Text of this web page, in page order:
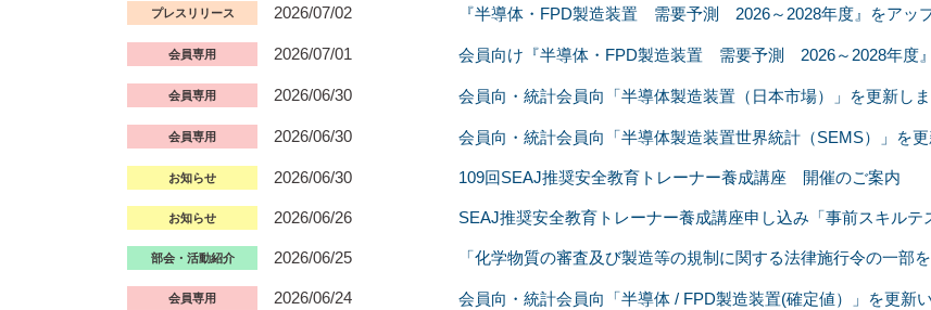
プレスリリース 2026/07/02 『半導体・FPD製造装置 需要予測 2026～2028年度』をアップ
会員専用 2026/07/01 会員向け『半導体・FPD製造装置 需要予測 2026～2028年度』
会員専用 2026/06/30 会員向・統計会員向「半導体製造装置（日本市場）」を更新しま
会員専用 2026/06/30 会員向・統計会員向「半導体製造装置世界統計（SEMS）」を更
お知らせ 2026/06/30 109回SEAJ推奨安全教育トレーナー養成講座 開催のご案内
お知らせ 2026/06/26 SEAJ推奨安全教育トレーナー養成講座申し込み「事前スキルテ
部会・活動紹介 2026/06/25 「化学物質の審査及び製造等の規制に関する法律施行令の一部
会員専用 2026/06/24 会員向・統計会員向「半導体 / FPD製造装置(確定値）」を更新